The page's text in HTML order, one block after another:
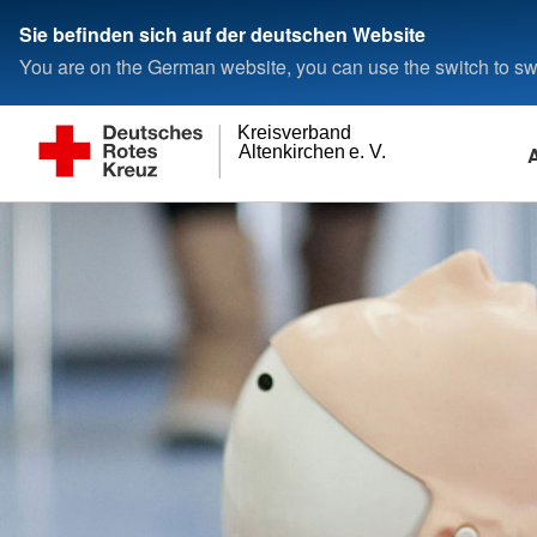
Sie befinden sich auf der deutschen Website
You are on the German website, you can use the switch to
Altenkirchen e. V.
Kreisverband
Alltagshilfen
HausnotrufService
MenüService
Betreuungsverein
Betreutes Wohnen und Pflegeheim
Gesundheit
Beratung zu
Wer wir sind
Verbandsstruktur
Selbstverständnis
Satzung
Leitbild
Testamentspende
Kreisverbände
Blutspendedienst
Schwesternschaften